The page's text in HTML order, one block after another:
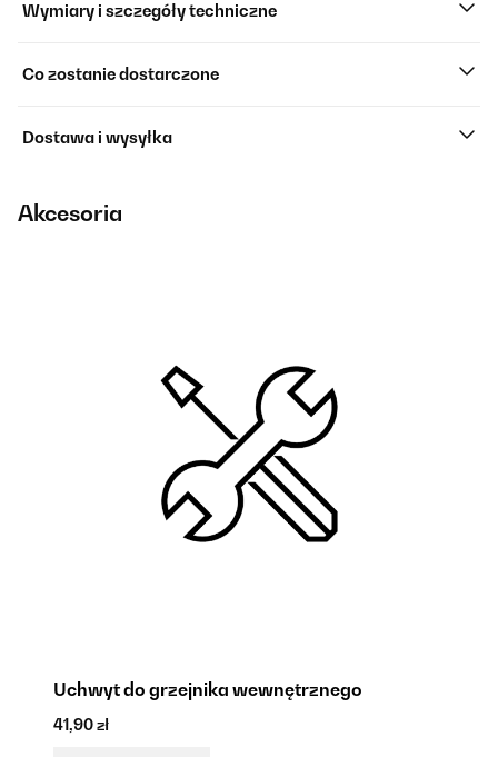
Wymiary i szczegóły techniczne
Co zostanie dostarczone
Dostawa i wysyłka
Akcesoria
Uchwyt do grzejnika wewnętrznego
41,90 zł